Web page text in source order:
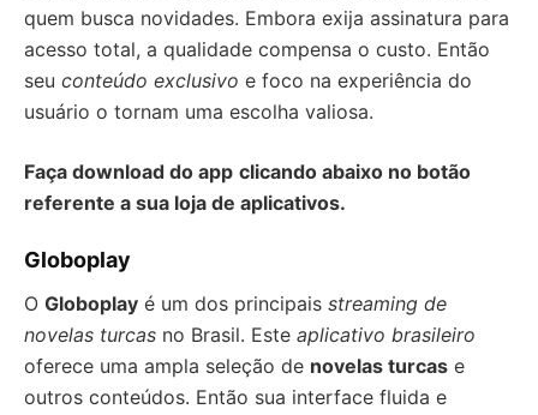
quem busca novidades. Embora exija assinatura para
acesso total, a qualidade compensa o custo. Então
seu conteúdo exclusivo e foco na experiência do
usuário o tornam uma escolha valiosa.
Faça download do app clicando abaixo no botão
referente a sua loja de aplicativos.
Globoplay
O Globoplay é um dos principais streaming de
novelas turcas no Brasil. Este aplicativo brasileiro
oferece uma ampla seleção de novelas turcas e
outros conteúdos. Então sua interface fluida e